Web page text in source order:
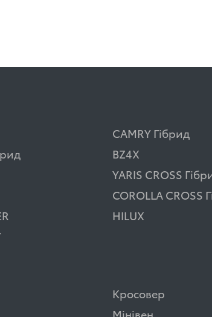
CAMRY Гібрид
BZ4X
YARIS CROSS
COROLLA CROSS
HILUX
Кросовер
Мінівен